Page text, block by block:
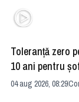
Toleranță zero
10 ani pentru
04 aug 2026, 08:29